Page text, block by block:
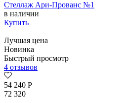
Стеллаж Ари-Прованс №1
в наличии
Купить
Лучшая цена
Новинка
Быстрый просмотр
4 отзывов
54 240 Р
72 320